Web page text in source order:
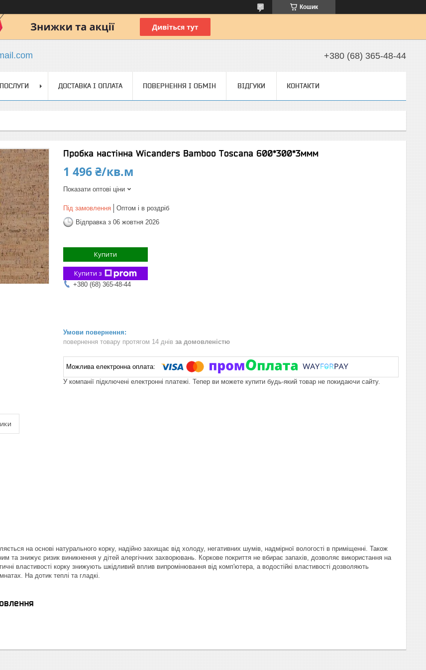
Кошик
+380 (68) 365-48-44
ДОСТАВКА І ОПЛАТА ПОВЕРНЕННЯ І ОБМІН ВІДГУКИ КОНТАКТИ
Пробка настінна Wicanders Bamboo Toscana 600*300*3ммм
1 496 ₴/кв.м
Показати оптові ціни
Під замовлення
Оптом і в роздріб
Відправка з 06 жовтня 2026
Купити
Купити з
+380 (68) 365-48-44
повернення товару протягом 14 днів за домовленістю
У компанії підключені електронні платежі. Тепер ви можете купити будь-який товар не покидаючи сайту.
на основі натурального корку, надійно захищає від холоду, негативних шумів, надмірної вологості в приміщенні. Також
та знижує ризик виникнення у дітей алергічних захворювань. Коркове покриття не вбирає запахів, дозволяє використання на
властивості корку знижують шкідливий вплив випромінювання від комп'ютера, а водостійкі властивості дозволяють
На дотик теплі та гладкі.